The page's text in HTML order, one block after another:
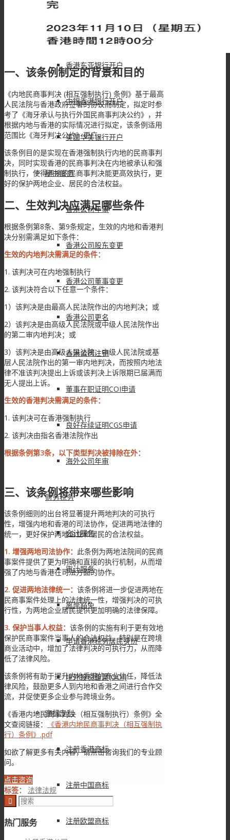
新加坡华侨银行开户
香港东亚银行开户
中银香港银行开户
美国华美银行开户
秘书服务
香港公司年审
香港公司股东变更
香港公司董事变更
香港公司更名
香港公司注销
董事在职证明COI申请
良好存续证明CGS申请
海外公司年审
财务税务
会计服务
审计服务
离岸豁免
申请香港税务居民身份
境外投资备案(ODI)
商标专利
注册香港商标
注册中国商标
注册欧盟商标
一、该条例制定的背景和目的
《内地民商事判决 (相互强制执行) 条例》基于最高
人民法院与香港政府签署的协议而制定，拟定时参
考了《海牙承认与执行外国民商事判决公约》，并
根据内地与香港的实际情况进行拟定，该条例适用
范围比《海牙判决公约》更广。
该条例目的是实现在香港强制执行内地的民商事判
决，同时实现香港的民商事判决在内地被承认和强
制执行，使得两地的民商事判决能更高效执行，更
好的保护两地企业、居民的合法权益。
二、生效判决应满足哪些条件
根据条例第8条、第9条规定，生效的内地和香港判
决分别需满足如下条件：
生效的内地判决需满足的条件：
1. 该判决可在内地强制执行
2. 该判决符合以下任意一个条件：
1）该判决是由最高人民法院作出的内地判决；或
2）该判决是由高级人民法院或中级人民法院作出
的第二审内地判决；或
3）该判决是由高级人民法院、中级人民法院或基
层人民法院作出的第一审内地判决，而按照内地法
律不准该判决提出上诉或该判决上诉限期已届满而
无人提出上诉。
生效的香港判决需满足的条件：
1. 该判决可在香港强制执行
2. 该判决由指名香港法院作出
根据条例第3条，以下类型判决被排除在外：
三、该条例将带来哪些影响
该条例细则的出台将显著提升两地判决的可执行
性，增强内地和香港的司法协作，促进两地法律的
统一，更好保护两地企业和居民的合法权益。
1. 增强两地司法协作： 此条例为两地法院间的民商
事案件提供了更为明确和直接的执行机制，从而增
强了内地与香港在司法方面的协作。
2. 促进两地法律统一： 该条例将进一步促进两地在
民商事案件处理上的法律统一性，增强判决的可执
行性，为两地企业居民提供更加明确的法律保障。
3. 保护当事人权益： 该条例的实施有利于更有效地
保护民商事案件当事人的合法权益，特别是在跨境
商业活动中，增加了法律判决的可执行力，从而降
低了法律风险。
该条例将有助于提升内地香港的商业信任，降低法
律风险，鼓励更多人到内地和香港之间进行合作交
流，并促使更多企业参与跨境业务。
《香港内地民商事判决（相互强制执行）条例》全
文查阅链接：
《香港内地民商事判决（相互强制执
行）条例》.pdf
如欲了解更多有关内容，请点击咨询我们的专业顾
问。
点击咨询
标签：
法律法规
热门服务